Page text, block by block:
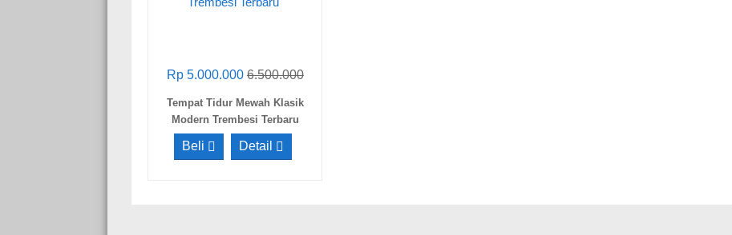
Rp 5.000.000 6.500.000
Tempat Tidur Mewah Klasik
Modern Trembesi Terbaru
Beli Detail